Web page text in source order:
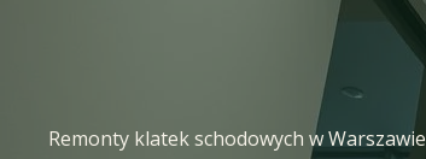
Remonty klatek schodowych w Warszawie